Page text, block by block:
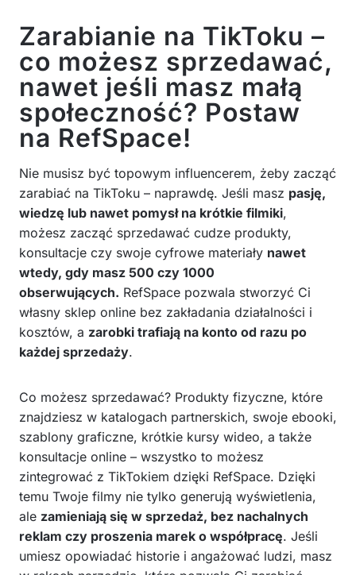
Zarabianie na TikToku –
co możesz sprzedawać,
nawet jeśli masz małą
społeczność? Postaw
na RefSpace!
Nie musisz być topowym influencerem, żeby zacząć
zarabiać na TikToku – naprawdę. Jeśli masz pasję,
wiedzę lub nawet pomysł na krótkie filmiki,
możesz zacząć sprzedawać cudze produkty,
konsultacje czy swoje cyfrowe materiały nawet
wtedy, gdy masz 500 czy 1000
obserwujących. RefSpace pozwala stworzyć Ci
własny sklep online bez zakładania działalności i
kosztów, a zarobki trafiają na konto od razu po
każdej sprzedaży.
Co możesz sprzedawać? Produkty fizyczne, które
znajdziesz w katalogach partnerskich, swoje ebooki,
szablony graficzne, krótkie kursy wideo, a także
konsultacje online – wszystko to możesz
zintegrować z TikTokiem dzięki RefSpace. Dzięki
temu Twoje filmy nie tylko generują wyświetlenia,
ale zamieniają się w sprzedaż, bez nachalnych
reklam czy proszenia marek o współpracę. Jeśli
umiesz opowiadać historie i angażować ludzi, masz